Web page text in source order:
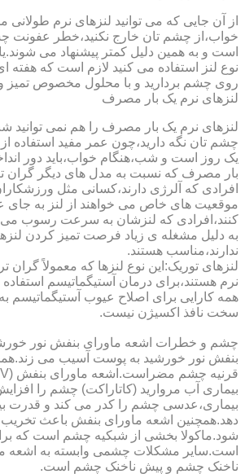
از آن جایی که می توانید لنزهای نرم
خواب،از چشم تان خارج نکنید،خطر عفونت
است و به همین دلیل کمتر پیشنهاد می
نوع لنز استفاده می کنید لازم است که هفته ای
روی چشم بردارید و با محلول مخصوص تمیز
لنزهای نرم یک بار مصرف
لنزهای نرم یک بار مصرف را هم نمی توانید
چشم تان نگه دارید،چون عمر مفید استفاده
یک روز است و شب،هنگام خواب،باید دور
بار مصرف که نسبت به مدل های دیگر گران
افرادی که آلرژی دارند،کسانی مثل
موقعیت های خاص می خواهند از لنز به جای
کنند،افرادی که لنزشان به سرعت رسوب می
به دلیل مشغله ی زیاد فرصت تمیز کردن
ندارند،مناسب هستند.
لنزهای توریک:این نوع لنزها که معمولاً گران
نرم هستند،برای درمان آستیگماتیسم استفاده
همه کارایی برای اصلاح عیوب آستیگماتیسم
سخت نافذ اکسیژن نیست.
چشم و خطرات اشعه ماورای بنفش نور
بنفش نور خورشید به پوست آسیب می
بیماری آب مروارید (کاتاراکت) چشم را
بیماری،عدسی چشم را کدر می کند و قدرت
دهد.همچنین اشعه ماورای بنفش باعث تخریب
شود.ماکولا بخشی از شبکیه چشم است که
است.سایر مشکلات چشمی وابسته به اشعه
ناخنک چشم و پیش ناخنک چشم است.